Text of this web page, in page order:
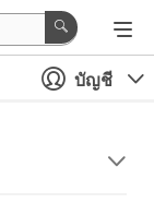
บัญชี